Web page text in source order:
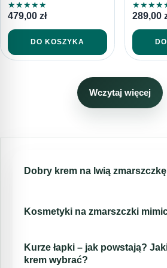
★★★★★
479,00 zł
DO KOSZYKA
★★★★
289,00
Wczytaj więcej
Dobry krem na lwią zmarszczkę
pozbyć? Jest nowy krem, który
Krem ten może pomóc w
widoczności zmarszczek. Jest on
Kosmetyki na zmarszczki
zaoferować nową linię produktów
Kurze łapki – jak powstają?
krem wybrać?